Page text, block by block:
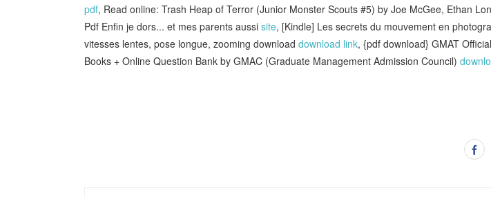
pdf, Read online: Trash Heap of Terror (Junior Monster Scouts #5) by Joe McGee, Ethan
Pdf Enfin je dors... et mes parents aussi site, [Kindle] Les secrets du mouvement en
vitesses lentes, pose longue, zooming download download link, {pdf download} GMAT
Books + Online Question Bank by GMAC (Graduate Management Admission Council)